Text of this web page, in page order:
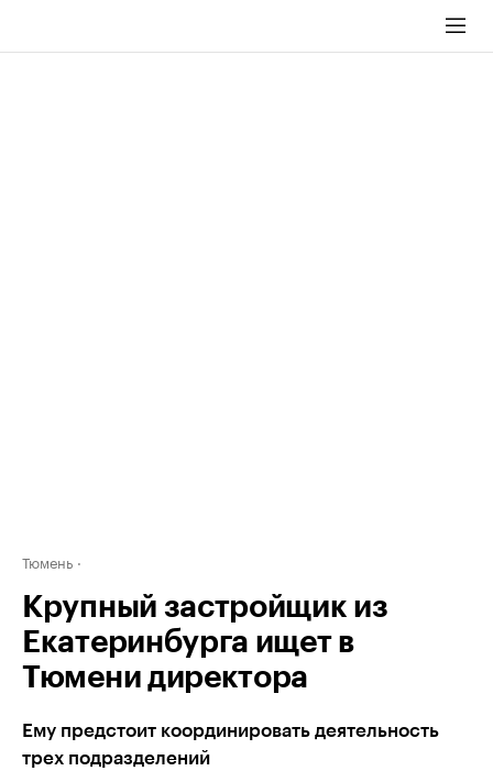
Тюмень
Крупный застройщик из
Екатеринбурга ищет в
Тюмени директора
Ему предстоит координировать деятельность
трех подразделений